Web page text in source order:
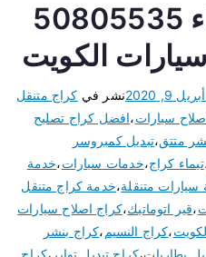
كراج متنقل تيماء 50805535
الكويت
أبريل 9, 2020 نشر في كراج متنقل
سيارات،افضل كراج تصليح
متتق،تبديل كمبروسر
تيماء كراج،خدمات سيارات،خدمة
سيارات متنقلة،خدمة كراج متنقل
،قير اتوماتيك،كراج اصلاح سيارات
،كراج النسيم،كراج بنشر